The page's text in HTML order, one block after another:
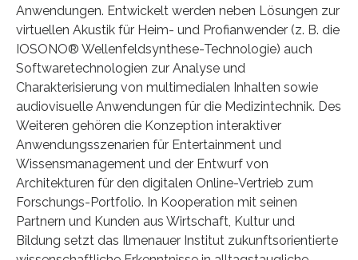
Anwendungen. Entwickelt werden neben Lösungen zur
virtuellen Akustik für Heim- und Profianwender (z. B. die
IOSONO® Wellenfeldsynthese-Technologie) auch
Softwaretechnologien zur Analyse und
Charakterisierung von multimedialen Inhalten sowie
audiovisuelle Anwendungen für die Medizintechnik. Des
Weiteren gehören die Konzeption interaktiver
Anwendungsszenarien für Entertainment und
Wissensmanagement und der Entwurf von
Architekturen für den digitalen Online-Vertrieb zum
Forschungs-Portfolio. In Kooperation mit seinen
Partnern und Kunden aus Wirtschaft, Kultur und
Bildung setzt das Ilmenauer Institut zukunftsorientierte